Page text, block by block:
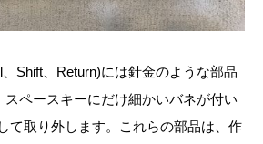
Shift、Return)には針金のような部品
スペースキーにだけ細かいバネが付い
て取り外します。これらの部品は、作